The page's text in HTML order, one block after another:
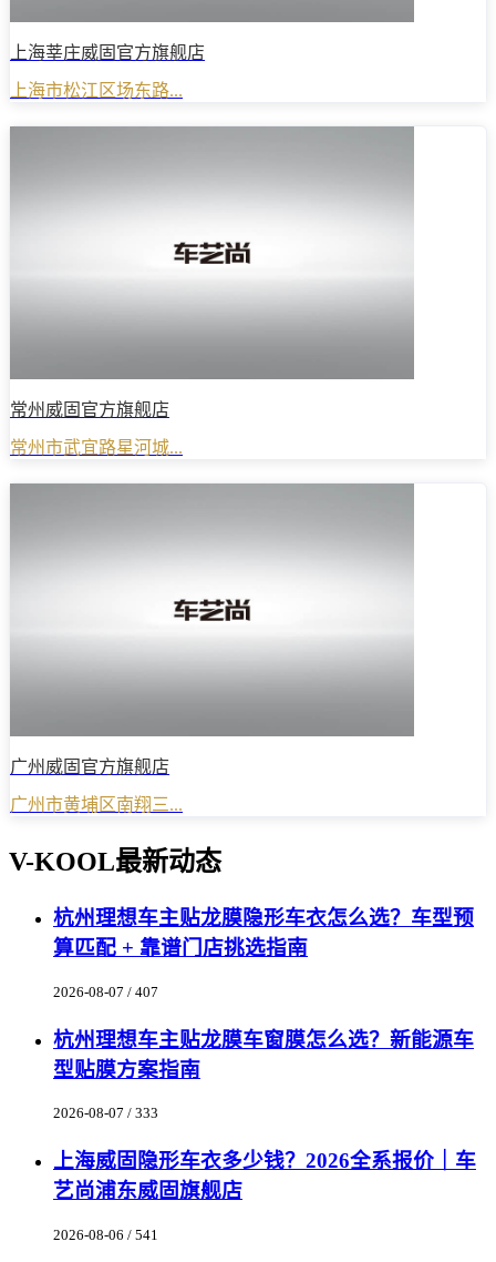
上海莘庄威固官方旗舰店
上海市松江区场东路...
常州威固官方旗舰店
常州市武宜路星河城...
广州威固官方旗舰店
广州市黄埔区南翔三...
V-KOOL最新动态
杭州理想车主贴龙膜隐形车衣怎么选？车型预
算匹配 + 靠谱门店挑选指南
2026-08-07 / 407
杭州理想车主贴龙膜车窗膜怎么选？新能源车
型贴膜方案指南
2026-08-07 / 333
上海威固隐形车衣多少钱？2026全系报价｜车
艺尚浦东威固旗舰店
2026-08-06 / 541